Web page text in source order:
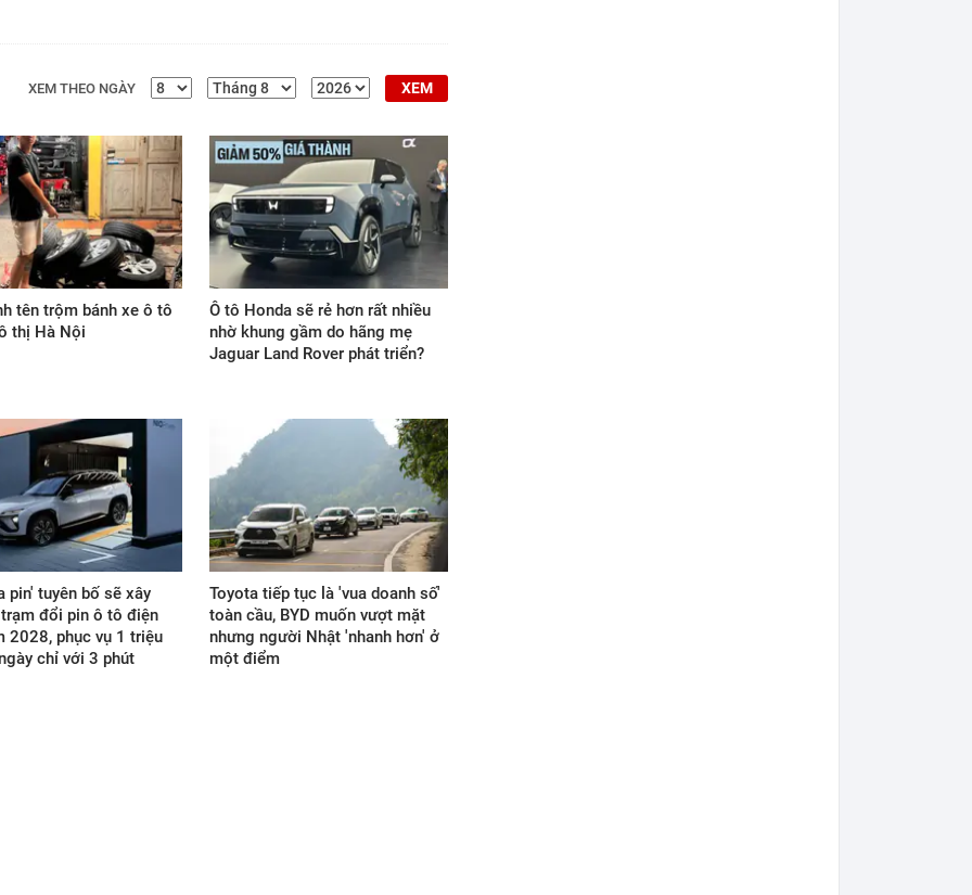
XEM THEO NGÀY XEM
tên trộm bánh xe ô tô
thị Hà Nội
Ô tô Honda sẽ rẻ hơn rất nhiều
nhờ khung gầm do hãng mẹ
Jaguar Land Rover phát triển?
pin' tuyên bố sẽ xây
đổi pin ô tô điện
2028, phục vụ 1 triệu
chỉ với 3 phút
Toyota tiếp tục là 'vua doanh số'
toàn cầu, BYD muốn vượt mặt
nhưng người Nhật 'nhanh hơn' ở
một điểm